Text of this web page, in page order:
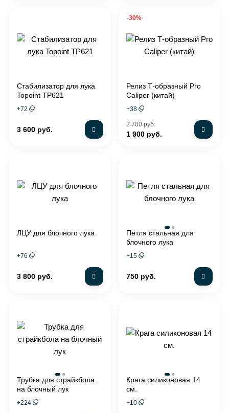
Стабилизатор для лука
Topoint TP621
+72
3 600 руб.
-30%
Релиз Т-образный Pro
Caliper (китай)
+38
2 700 руб.
1 900 руб.
ЛЦУ для блочного лука
+76
3 800 руб.
Петля стальная для
блочного лука
+15
750 руб.
Трубка для страйкбола
на блочный лук
+224
Крага силиконовая 14
см.
+10